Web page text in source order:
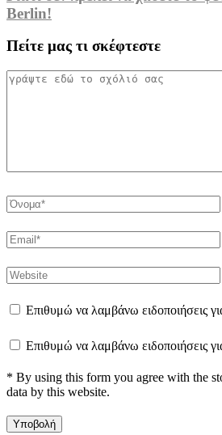
Berlin!
Πείτε μας τι σκέφτεστε
Επιθυμώ να λαμβάνω ειδοποιήσεις
Επιθυμώ να λαμβάνω ειδοποιήσεις
* By using this form you agree with the
data by this website.